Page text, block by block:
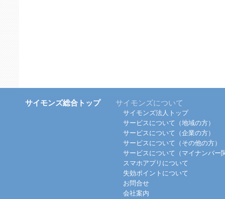
サイモンズ総合トップ サイモンズについて
サイモンズ法人トップ
サービスについて（地域の方）
サービスについて（企業の方）
サービスについて（その他の方）
サービスについて（マイナンバー
スマホアプリについて
失効ポイントについて
お問合せ
会社案内